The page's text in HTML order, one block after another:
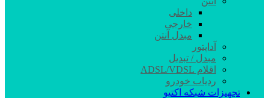
داخلی
خارجی
مبدل آنتن
آداپتور
مبدل / تبدیل
اقلام ADSL/VDSL
ردیاب خودرو
تجهیزات شبکه اکتیو